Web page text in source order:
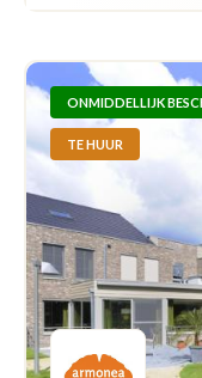
ONMIDDELLIJK
TE HUUR